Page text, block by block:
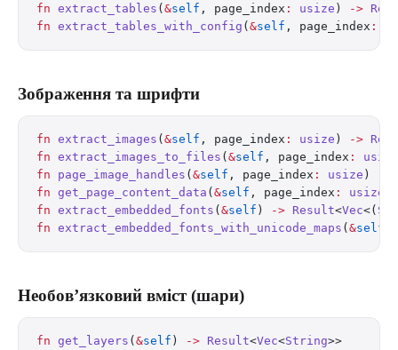
fn extract_tables ( &self , page_index : usize ) ->
fn extract_tables_with_config ( &self , page_index :
Зображення та шрифти
fn extract_images ( &self , page_index : usize ) ->
fn extract_images_to_files ( &self , page_index :
usize
fn page_image_handles ( &self , page_index : usize )
fn get_page_content_data ( &self , page_index : usize
fn extract_embedded_fonts ( &self ) -> Result<Vec<(
fn extract_embedded_fonts_with_unicode_maps ( &self
Необов’язковий вміст (шари)
fn get_layers ( &self ) -> Result<Vec<String>>